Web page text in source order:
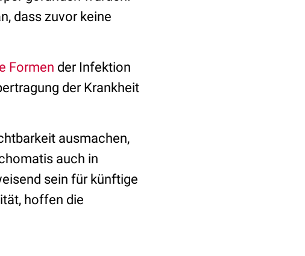
dass zuvor keine
Formen der Infektion
der Krankheit
ausmachen,
auch in
sein für künftige
hoffen die